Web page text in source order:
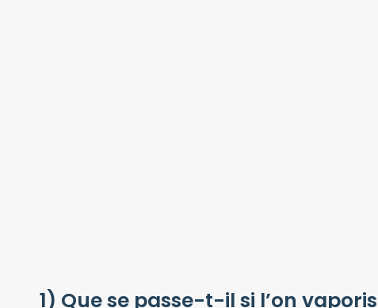
1) Que se passe-t-il si l’on